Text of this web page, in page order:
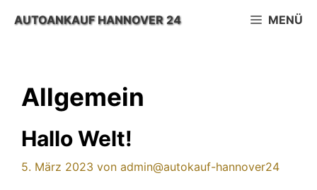
InhaltAUTOANKAUF HANNOVER 24 MENÜ
Allgemein
Hallo Welt!
5. März 2023 von admin@autokauf-hannover24